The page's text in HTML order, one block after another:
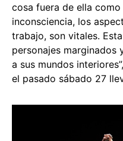
cosa fuera de ella
inconsciencia, los
trabajo, son vitales.
personajes marginados
a sus mundos
el pasado sábado 27